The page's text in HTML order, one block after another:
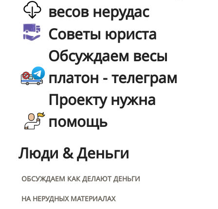
весов нерудас
Советы юриста
Обсуждаем весы
платон - телеграм
Проекту нужна
помощь
Люди & Деньги
ОБСУЖДАЕМ КАК ДЕЛАЮТ ДЕНЬГИ
НА НЕРУДНЫХ МАТЕРИАЛАХ